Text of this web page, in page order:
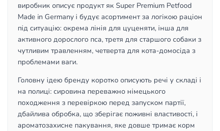
виробник описує продукт як Super Premium Petfood
Made in Germany і будує асортимент за логікою раціон
під ситуацію: окрема лінія для цуценяти, інша для
активного дорослого пса, третя для старшого собаки з
чутливим травленням, четверта для кота-домосіда з
проблемами ваги.
Головну ідею бренду коротко описують речі у складі і
на полиці: сировина переважно німецького
походження з перевіркою перед запуском партії,
дбайлива обробка, що зберігає поживні властивості, і
ароматозахисне пакування, яке довше тримає корм